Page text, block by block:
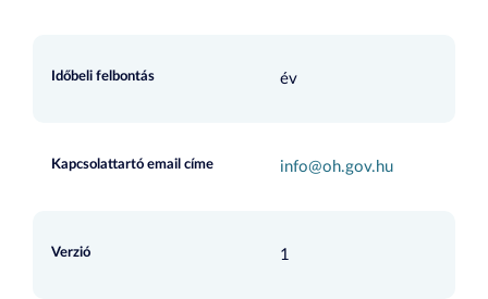
Időbeli felbontás év
Kapcsolattartó email címe info@oh.gov.hu
Verzió 1